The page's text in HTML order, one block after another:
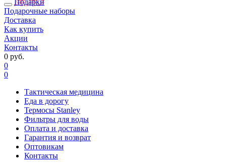
Подарки
Подарочные наборы
Доставка
Как купить
Акции
Контакты
0 руб.
0
0
Тактическая медицина
Еда в дорогу
Термосы Stanley
Фильтры для воды
Оплата и доставка
Гарантия и возврат
Оптовикам
Контакты